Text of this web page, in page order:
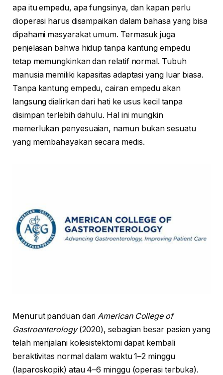
apa itu empedu, apa fungsinya, dan kapan perlu
dioperasi harus disampaikan dalam bahasa yang bisa
dipahami masyarakat umum. Termasuk juga
penjelasan bahwa hidup tanpa kantung empedu
tetap memungkinkan dan relatif normal. Tubuh
manusia memiliki kapasitas adaptasi yang luar biasa.
Tanpa kantung empedu, cairan empedu akan
langsung dialirkan dari hati ke usus kecil tanpa
disimpan terlebih dahulu. Hal ini mungkin
memerlukan penyesuaian, namun bukan sesuatu
yang membahayakan secara medis.
Menurut panduan dariAmerican College of
Gastroenterology(2020), sebagian besar pasien yang
telah menjalani kolesistektomi dapat kembali
beraktivitas normal dalam waktu 1–2 minggu
(laparoskopik) atau 4–6 minggu (operasi terbuka).